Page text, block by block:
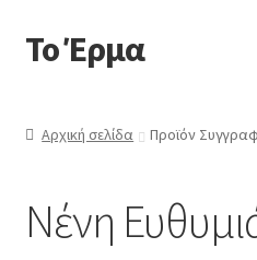
Απευθείας
μετάβαση
Μετάβαση
σε
Το Έρμα
Κατηγορίες Βιβλίων
Αρχική σελίδα Προϊόν
Νένη